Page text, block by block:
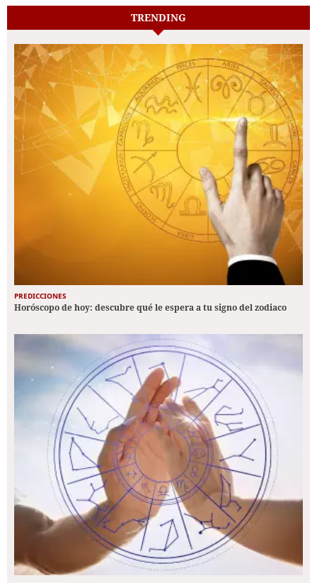
TRENDING
PREDICCIONES
Horóscopo de hoy: descubre qué le espera a tu signo del zodiaco